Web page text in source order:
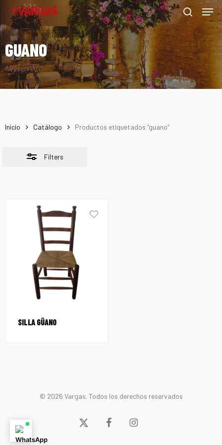
Skip
main
content
search
Menu
GUANO
Inicio Catálogo Productos etiquetados “guano”
Filters
Close
Filters
SILLA GÜANO
© 2026 Vargas. Todos los derechos reservados
x-
facebookinstagram
Menu